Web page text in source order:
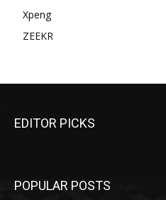
Xpeng
ZEEKR
EDITOR PICKS
POPULAR POSTS